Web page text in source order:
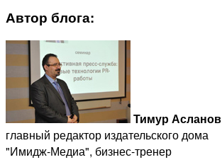
Автор блога:
Тимур Асланов
главный редактор издательского дома
"Имидж-Медиа", бизнес-тренер